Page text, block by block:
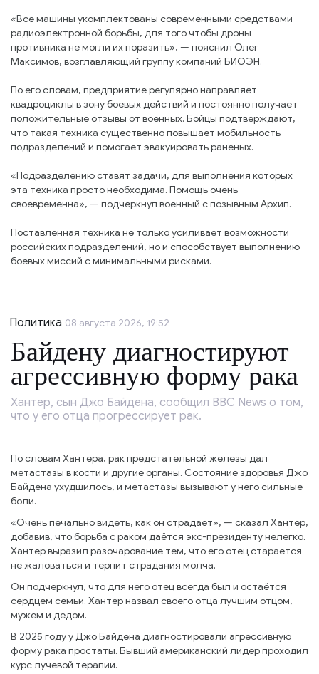
«Все машины укомплектованы современными средствами
радиоэлектронной борьбы, для того чтобы дроны
противника не могли их поразить», — пояснил Олег
Максимов, возглавляющий группу компаний БИОЭН.
По его словам, предприятие регулярно направляет
квадроциклы в зону боевых действий и постоянно получает
положительные отзывы от военных. Бойцы подтверждают,
что такая техника существенно повышает мобильность
подразделений и помогает эвакуировать раненых.
«Подразделению ставят задачи, для выполнения которых
эта техника просто необходима. Помощь очень
своевременна», — подчеркнул военный с позывным Архип.
Поставленная техника не только усиливает возможности
российских подразделений, но и способствует выполнению
боевых миссий с минимальными рисками.
Политика 08 августа 2026, 19:52
Байдену диагностируют
агрессивную форму рака
Хантер, сын Джо Байдена, сообщил BBC News о том,
что у его отца прогрессирует рак.
По словам Хантера, рак предстательной железы дал
метастазы в кости и другие органы. Состояние здоровья Джо
Байдена ухудшилось, и метастазы вызывают у него сильные
боли.
«Очень печально видеть, как он страдает», — сказал Хантер,
добавив, что борьба с раком даётся экс-президенту нелегко.
Хантер выразил разочарование тем, что его отец старается
не жаловаться и терпит страдания молча.
Он подчеркнул, что для него отец всегда был и остаётся
сердцем семьи. Хантер назвал своего отца лучшим отцом,
мужем и дедом.
В 2025 году у Джо Байдена диагностировали агрессивную
форму рака простаты. Бывший американский лидер проходил
курс лучевой терапии.